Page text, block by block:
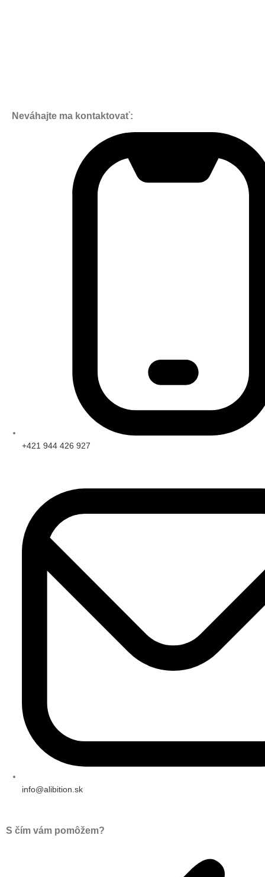
Neváhajte ma kontaktovať:
+421 944 426 927
info@alibition.sk
S čím vám pomôžem?